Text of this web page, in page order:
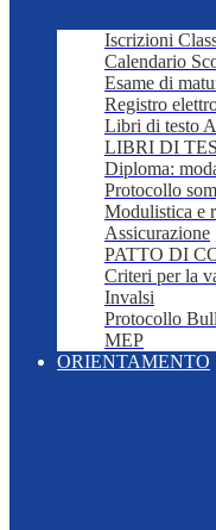
Iscrizioni
Calendario
Esame di
Registro
Libri di testo
LIBRI DI
Diploma:
Protocollo
Modulistica e
Assicurazione
PATTO DI
Criteri per la
Invalsi
Protocollo
MEP
ORIENTAMENTO